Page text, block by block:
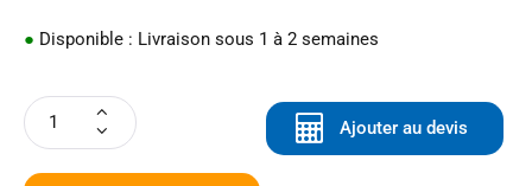
● Disponible : Livraison sous 1 à 2 semaines
Ajouter au devis